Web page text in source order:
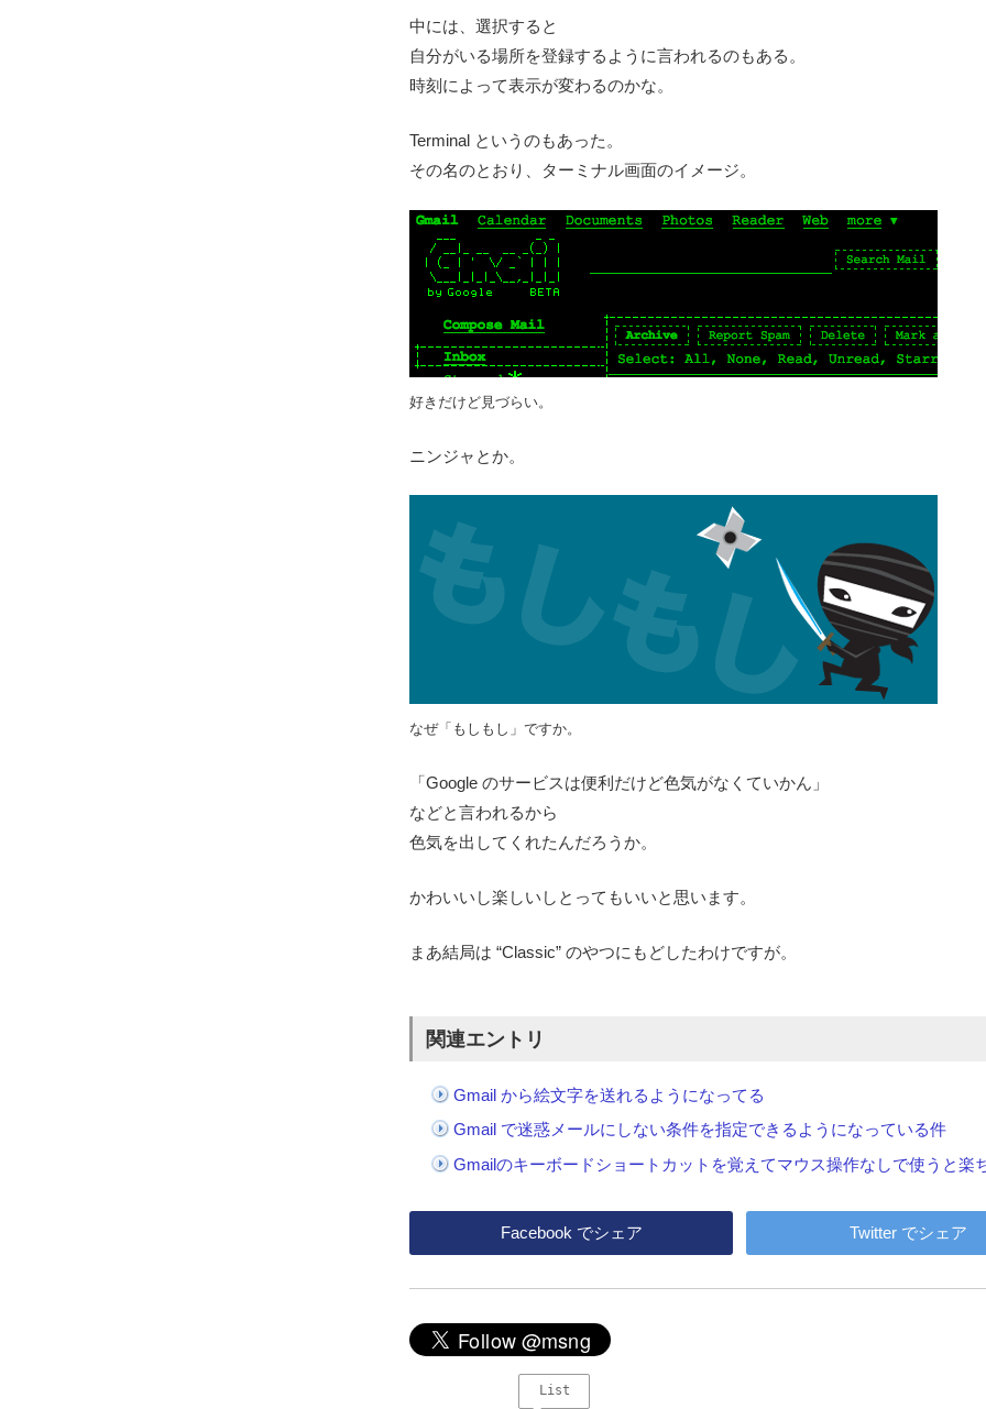
中には、選択すると
自分がいる場所を登録するように言われるのもある。
時刻によって表示が変わるのかな。
Terminal というのもあった。
その名のとおり、ターミナル画面のイメージ。
好きだけど見づらい。
ニンジャとか。
なぜ「もしもし」ですか。
「Google のサービスは便利だけど色気がなくていかん」
などと言われるから
色気を出してくれたんだろうか。
かわいいし楽しいしとってもいいと思います。
まあ結局は “Classic” のやつにもどしたわけですが。
関連エントリ
Gmail から絵文字を送れるようになってる
Gmail で迷惑メールにしない条件を指定できるようになっている件
Gmailのキーボードショートカットを覚えてマウス操作なしで使うと楽
Facebook でシェア Twitterでシェア
List